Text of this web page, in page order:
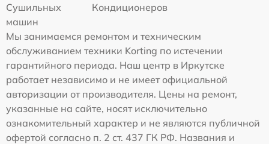
Сушильных
машин
Кондиционеров
Мы занимаемся ремонтом и техническим
обслуживанием техники Korting по истечении
гарантийного периода. Наш центр в Иркутске
работает независимо и не имеет официальной
авторизации от производителя. Цены на ремонт,
указанные на сайте, носят исключительно
ознакомительный характер и не являются публичной
офертой согласно п. 2 ст. 437 ГК РФ. Названия и